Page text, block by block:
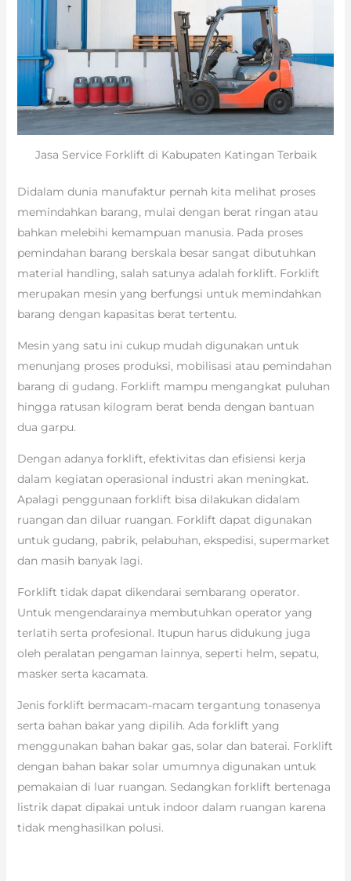
Jasa Service Forklift di Kabupaten Katingan Terbaik
Didalam dunia manufaktur pernah kita melihat proses
memindahkan barang, mulai dengan berat ringan atau
bahkan melebihi kemampuan manusia. Pada proses
pemindahan barang berskala besar sangat dibutuhkan
material handling, salah satunya adalah forklift. Forklift
merupakan mesin yang berfungsi untuk memindahkan
barang dengan kapasitas berat tertentu.
Mesin yang satu ini cukup mudah digunakan untuk
menunjang proses produksi, mobilisasi atau pemindahan
barang di gudang. Forklift mampu mengangkat puluhan
hingga ratusan kilogram berat benda dengan bantuan
dua garpu.
Dengan adanya forklift, efektivitas dan efisiensi kerja
dalam kegiatan operasional industri akan meningkat.
Apalagi penggunaan forklift bisa dilakukan didalam
ruangan dan diluar ruangan. Forklift dapat digunakan
untuk gudang, pabrik, pelabuhan, ekspedisi, supermarket
dan masih banyak lagi.
Forklift tidak dapat dikendarai sembarang operator.
Untuk mengendarainya membutuhkan operator yang
terlatih serta profesional. Itupun harus didukung juga
oleh peralatan pengaman lainnya, seperti helm, sepatu,
masker serta kacamata.
Jenis forklift bermacam-macam tergantung tonasenya
serta bahan bakar yang dipilih. Ada forklift yang
menggunakan bahan bakar gas, solar dan baterai. Forklift
dengan bahan bakar solar umumnya digunakan untuk
pemakaian di luar ruangan. Sedangkan forklift bertenaga
listrik dapat dipakai untuk indoor dalam ruangan karena
tidak menghasilkan polusi.